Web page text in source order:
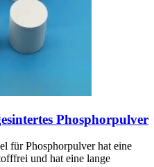
Phosphorpulver
für Phosphorpulver hat eine
und hat eine lange